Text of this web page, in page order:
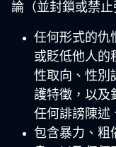
論（並封鎖或禁止
任何形式的仇
或貶低他人的
性取向、性別
護特徵，以及
任何誹謗陳述
包含暴力、粗